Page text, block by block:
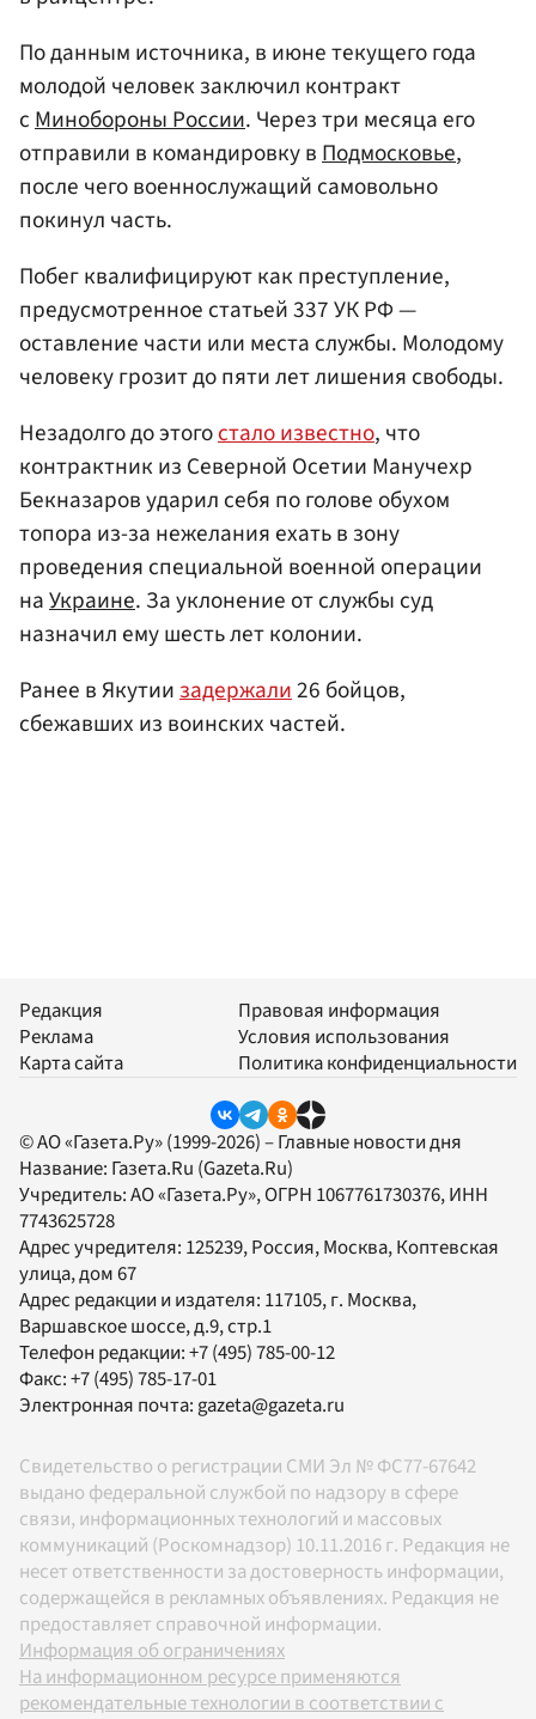
По данным источника, в июне текущего года
молодой человек заключил контракт
сМинобороны России. Через три месяца его
отправили в командировку вПодмосковье,
после чего военнослужащий самовольно
покинул часть.
Побег квалифицируют как преступление,
предусмотренное статьей 337 УК РФ —
оставление части или места службы. Молодому
человеку грозит до пяти лет лишения свободы.
Незадолго до этогостало известно, что
контрактник из Северной Осетии Манучехр
Бекназаров ударил себя по голове обухом
топора из-за нежелания ехать в зону
проведения специальной военной операции
наУкраине. За уклонение от службы суд
назначил ему шесть лет колонии.
Ранее в Якутиизадержали26 бойцов,
сбежавших из воинских частей.
Редакция
Реклама
Карта сайта
Правовая информация
Условия использования
Политика конфиденциальности
© АО «Газета.Ру» (1999-2026) – Главные новости дня
Название: Газета.Ru (Gazeta.Ru)
Учредитель:АО «Газета.Ру», ОГРН 1067761730376, ИНН
7743625728
Адрес учредителя: 125239, Россия, Москва, Коптевская
улица, дом 67
Адрес редакции и издателя: 117105, г. Москва,
Варшавское шоссе, д.9, стр.1
Телефон редакции:+7 (495) 785-00-12
Факс:+7 (495) 785-17-01
Электронная почта: gazeta@gazeta.ru
Свидетельство о регистрации СМИ Эл № ФС77-67642
выдано федеральной службой по надзору в сфере
связи, информационных технологий и массовых
коммуникаций (Роскомнадзор) 10.11.2016 г. Редакция не
несет ответственности за достоверность информации,
содержащейся в рекламных объявлениях. Редакция не
предоставляет справочной информации.
Информация об ограничениях
На информационном ресурсе применяются
рекомендательные технологии в соответствии с